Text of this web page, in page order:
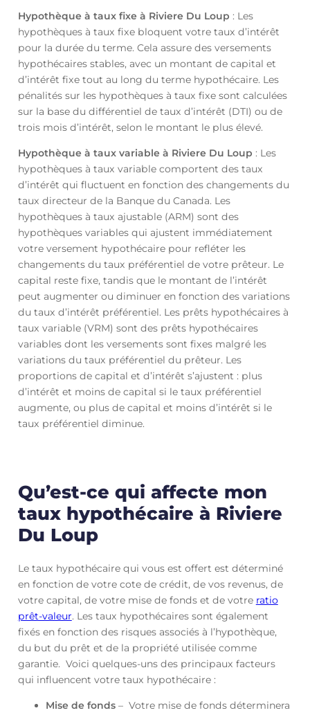
Hypothèque à taux fixe à Riviere Du Loup : Les
hypothèques à taux fixe bloquent votre taux d’intérêt
pour la durée du terme. Cela assure des versements
hypothécaires stables, avec un montant de capital et
d’intérêt fixe tout au long du terme hypothécaire. Les
pénalités sur les hypothèques à taux fixe sont calculées
sur la base du différentiel de taux d’intérêt (DTI) ou de
trois mois d’intérêt, selon le montant le plus élevé.
Hypothèque à taux variable à Riviere Du Loup : Les
hypothèques à taux variable comportent des taux
d’intérêt qui fluctuent en fonction des changements du
taux directeur de la Banque du Canada. Les
hypothèques à taux ajustable (ARM) sont des
hypothèques variables qui ajustent immédiatement
votre versement hypothécaire pour refléter les
changements du taux préférentiel de votre prêteur. Le
capital reste fixe, tandis que le montant de l’intérêt
peut augmenter ou diminuer en fonction des variations
du taux d’intérêt préférentiel. Les prêts hypothécaires à
taux variable (VRM) sont des prêts hypothécaires
variables dont les versements sont fixes malgré les
variations du taux préférentiel du prêteur. Les
proportions de capital et d’intérêt s’ajustent : plus
d’intérêt et moins de capital si le taux préférentiel
augmente, ou plus de capital et moins d’intérêt si le
taux préférentiel diminue.
Qu’est-ce qui affecte mon
taux hypothécaire à Riviere
Du Loup
Le taux hypothécaire qui vous est offert est déterminé
en fonction de votre cote de crédit, de vos revenus, de
votre capital, de votre mise de fonds et de votre ratio
prêt-valeur. Les taux hypothécaires sont également
fixés en fonction des risques associés à l’hypothèque,
du but du prêt et de la propriété utilisée comme
garantie. Voici quelques-uns des principaux facteurs
qui influencent votre taux hypothécaire :
Mise de fonds– Votre mise de fonds déterminera